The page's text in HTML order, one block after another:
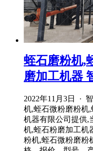
蛭石磨粉机,
磨加工机器
2022年11月3日 ·
机,蛭石微粉磨粉机
机器有限公司提供,
机,蛭石粉磨加工机
粉机,蛭石微粉磨粉